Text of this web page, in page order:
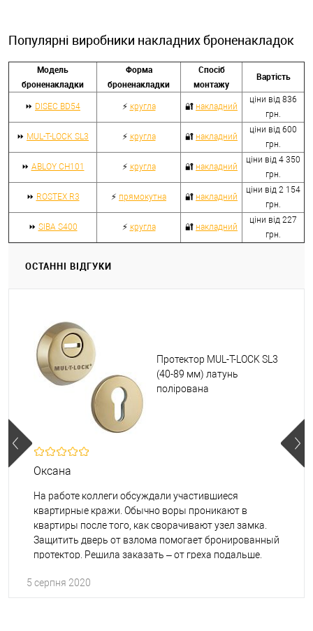
Популярні виробники накладних броненакладок
Модель
броненакладки
Форма
броненакладки
Спосіб
монтажу
Вартість
⏩ DISEC BD54 ⚡ кругла 🔐 накладний
ціни від 836
грн.
⏩ MUL-T-LOCK SL3 ⚡ кругла 🔐 накладний
ціни від 600
грн.
⏩ ABLOY CH101 ⚡ кругла 🔐 накладний
ціни від 4 350
грн.
⏩ ROSTEX R3 ⚡ прямокутна 🔐 накладний
ціни від 2 154
грн.
⏩ SIBA S400 ⚡ кругла 🔐 накладний
ціни від 227
грн.
ОСТАННІ ВІДГУКИ
Протектор MUL-T-LOCK SL3
(40-89 мм) латунь
полірована
Оксана
На работе коллеги обсуждали участившиеся
квартирные кражи. Обычно воры проникают в
квартиры после того, как сворачивают узел замка.
Защитить дверь от взлома помогает бронированный
протектор. Решила заказать – от греха подальше.
5 серпня 2020